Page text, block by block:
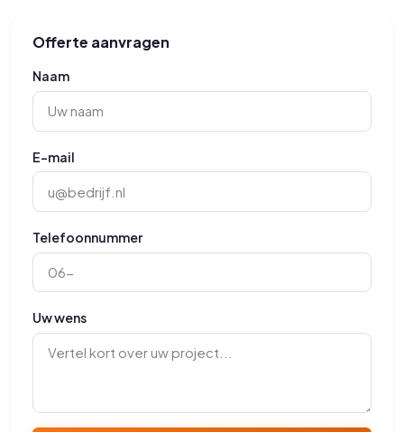
Offerte aanvragen
Naam
E-mail
Telefoonnummer
Uw wens